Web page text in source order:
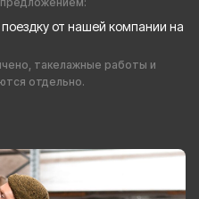
от нашей компании на
такелажные работы и
отдельно.